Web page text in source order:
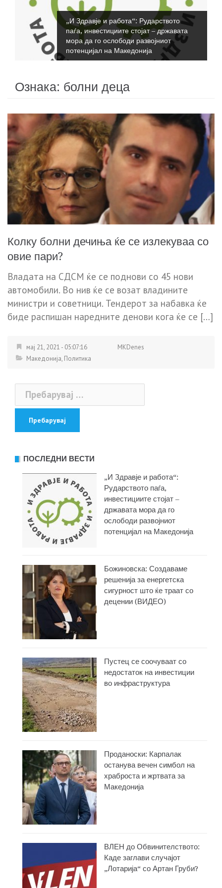
„И Здравје и работа“: Рударството
паѓа, инвестициите стојат – државата
мора да го ослободи развојниот
потенцијал на Македонија
Ознака: болни деца
Колку болни дечиња ќе се излекуваа со
овие пари?
Владата на СДСМ ќе се поднови со 45 нови
автомобили. Во нив ќе се возат владините
министри и советници. Тендерот за набавка ќе
биде распишан наредните денови кога ќе се […]
мај 21, 2021 - 05:07:16
MKDenes
Македонија, Политика
Пребарувај
за:
ПОСЛЕДНИ ВЕСТИ
„И Здравје и работа“:
Рударството паѓа,
инвестициите стојат –
државата мора да го
ослободи развојниот
потенцијал на Македонија
Божиновска: Создаваме
решенија за енергетска
сигурност што ќе траат со
децении (ВИДЕО)
Пустец се соочуваат со
недостаток на инвестиции
во инфраструктура
Проданоски: Карпалак
останува вечен симбол на
храброста и жртвата за
Македонија
ВЛЕН до Обвинителството:
Каде заглави случајот
„Лотарија“ со Артан Груби?